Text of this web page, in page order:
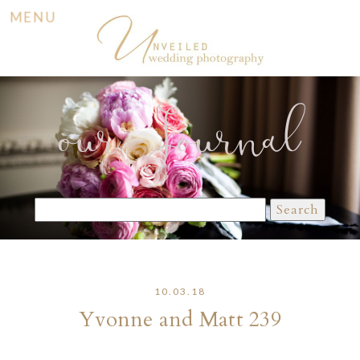
MENU
our Journal
for:
10.03.18
Yvonne and Matt 239